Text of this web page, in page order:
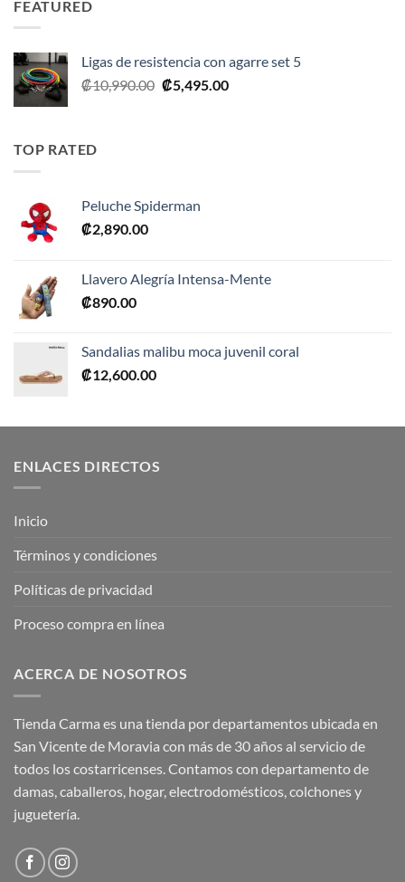
FEATURED
Ligas de resistencia con agarre set 5
₡10,990.00 El
₡5,495.00El
TOP RATED
Peluche Spiderman
₡2,890.00
Llavero Alegría Intensa-Mente
₡890.00
Sandalias malibu moca juvenil coral
₡12,600.00
ENLACES DIRECTOS
Inicio
Términos y condiciones
Políticas de privacidad
Proceso compra en línea
ACERCA DE NOSOTROS
Tienda Carma es una tienda por departamentos ubicada en
San Vicente de Moravia con más de 30 años al servicio de
todos los costarricenses. Contamos con departamento de
damas, caballeros, hogar, electrodomésticos, colchones y
juguetería.